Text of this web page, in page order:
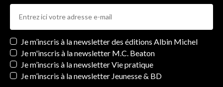
Newsletters
Je m’inscris à la newsletter des éditions Albin Michel
Je m'inscris à la newsletter M.C. Beaton
Je m’inscris à la newsletter Vie pratique
Je m’inscris à la newsletter Jeunesse & BD